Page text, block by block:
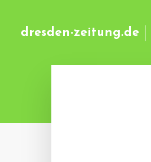
dresden-zeitung.de